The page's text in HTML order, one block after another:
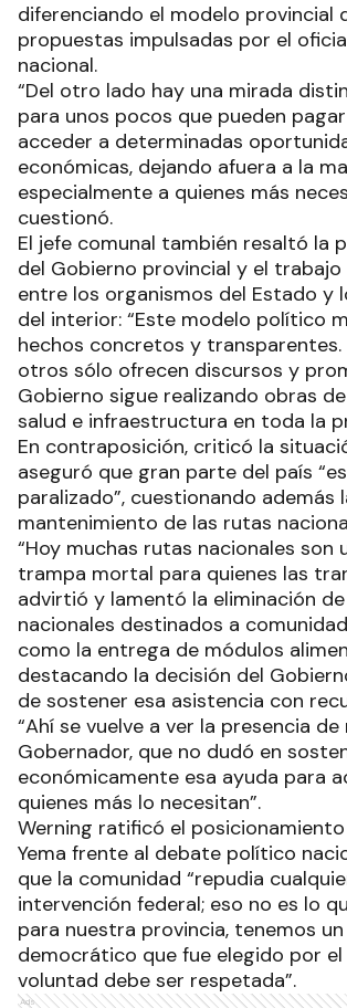
diferenciando el modelo provincial
propuestas impulsadas por el
nacional.
“Del otro lado hay una mirada
para unos pocos que pueden
acceder a determinadas
económicas, dejando afuera a la
especialmente a quienes más
cuestionó.
El jefe comunal también resaltó la
del Gobierno provincial y el
entre los organismos del Estado y
del interior: “Este modelo político
hechos concretos y transparentes.
otros sólo ofrecen discursos y
Gobierno sigue realizando obras
salud e infraestructura en toda la
En contraposición, criticó la
aseguró que gran parte del país
paralizado”, cuestionando además
mantenimiento de las rutas
“Hoy muchas rutas nacionales son
trampa mortal para quienes las
advirtió y lamentó la eliminación
nacionales destinados a
como la entrega de módulos
destacando la decisión del
de sostener esa asistencia con
“Ahí se vuelve a ver la presencia
Gobernador, que no dudó en
económicamente esa ayuda para
quienes más lo necesitan”.
Werning ratificó el posicionamiento
Yema frente al debate político
que la comunidad “repudia
intervención federal; eso no es lo
para nuestra provincia, tenemos
democrático que fue elegido por
voluntad debe ser respetada”.
Ads